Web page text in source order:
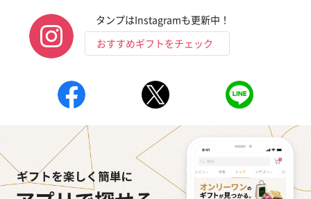
タンプはInstagramも更新中！
おすすめギフトをチェック